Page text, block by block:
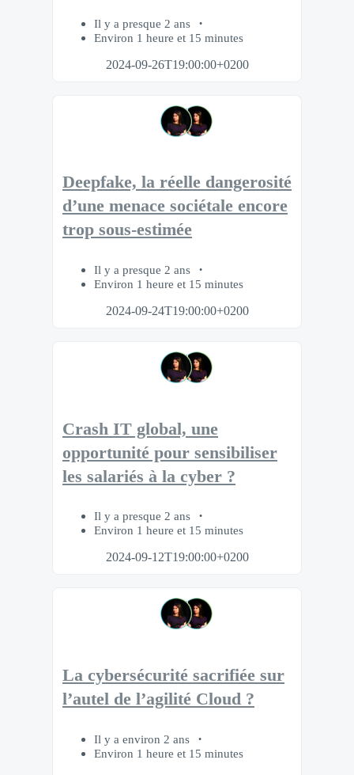
Il y a presque 2 ans
Environ 1 heure et 15 minutes
2024-09-26T19:00:00+0200
Deepfake, la réelle dangerosité
d’une menace sociétale encore
trop sous-estimée
Il y a presque 2 ans
Environ 1 heure et 15 minutes
2024-09-24T19:00:00+0200
Crash IT global, une
opportunité pour sensibiliser
les salariés à la cyber ?
Il y a presque 2 ans
Environ 1 heure et 15 minutes
2024-09-12T19:00:00+0200
La cybersécurité sacrifiée sur
l’autel de l’agilité Cloud ?
Il y a environ 2 ans
Environ 1 heure et 15 minutes